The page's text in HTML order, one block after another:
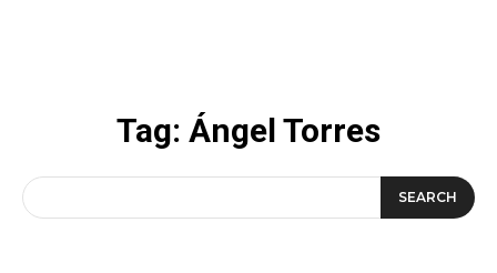
Tag: Ángel Torres
SEARCH